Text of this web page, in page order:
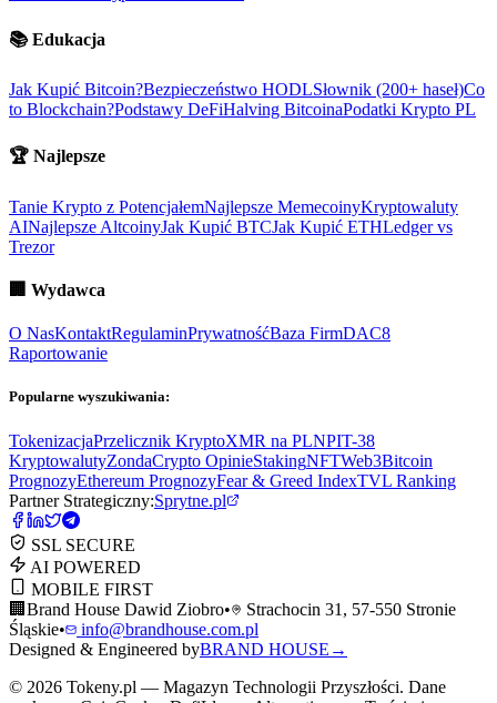
📚 Edukacja
Jak Kupić Bitcoin?Bezpieczeństwo HODLSłownik (200+ haseł)Co
to Blockchain?Podstawy DeFiHalving BitcoinaPodatki Krypto PL
🏆 Najlepsze
Tanie Krypto z PotencjałemNajlepsze MemecoinyKryptowaluty
AINajlepsze AltcoinyJak Kupić BTCJak Kupić ETHLedger vs
Trezor
🏢 Wydawca
O NasKontaktRegulaminPrywatnośćBaza FirmDAC8
Raportowanie
Popularne wyszukiwania:
TokenizacjaPrzelicznik KryptoXMR na PLNPIT-38
KryptowalutyZondaCrypto OpinieStakingNFTWeb3Bitcoin
PrognozyEthereum PrognozyFear & Greed IndexTVL Ranking
Partner Strategiczny:Sprytne.pl
SSL SECURE
AI POWERED
MOBILE FIRST
🏢 Brand House Dawid Ziobro•
Strachocin 31, 57-550 Stronie
Śląskie•
info@brandhouse.com.pl
Designed & Engineered byBRAND HOUSE →
© 2026 Tokeny.pl — Magazyn Technologii Przyszłości. Dane